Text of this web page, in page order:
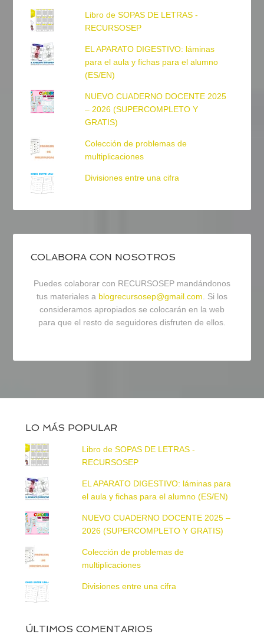
Libro de SOPAS DE LETRAS -
RECURSOSEP
EL APARATO DIGESTIVO: láminas
para el aula y fichas para el alumno
(ES/EN)
NUEVO CUADERNO DOCENTE 2025
– 2026 (SUPERCOMPLETO Y
GRATIS)
Colección de problemas de
multiplicaciones
Divisiones entre una cifra
COLABORA CON NOSOTROS
Puedes colaborar con RECURSOSEP mandándonos
tus materiales a blogrecursosep@gmail.com. Si los
consideramos apropiados se colocarán en la web
para que el resto de seguidores disfruten de ellos.
LO MÁS POPULAR
Libro de SOPAS DE LETRAS -
RECURSOSEP
EL APARATO DIGESTIVO: láminas para
el aula y fichas para el alumno (ES/EN)
NUEVO CUADERNO DOCENTE 2025 –
2026 (SUPERCOMPLETO Y GRATIS)
Colección de problemas de
multiplicaciones
Divisiones entre una cifra
ÚLTIMOS COMENTARIOS